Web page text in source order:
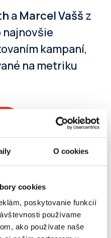
O cookies
cookies
poskytovanie funkcií
používame
ako používate naše
a Marcel Vašš z
najnovšie
kampaní,
na metriku
rok predčili
plánované kroky
vydavateľov
hovoria o
aj prichádzajúcich